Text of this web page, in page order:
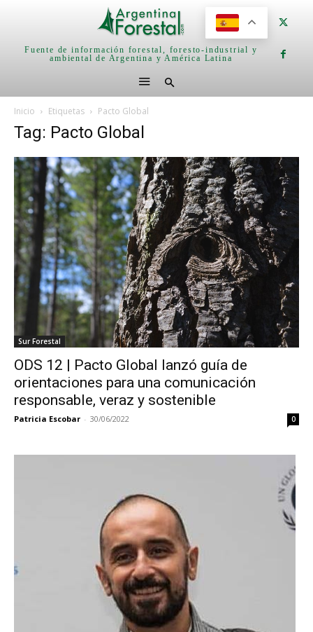
Fuente de información forestal, foresto-industrial y
ambiental de Argentina y América Latina
Inicio Etiquetas Pacto Global
Tag: Pacto Global
Sur Forestal
ODS 12 | Pacto Global lanzó guía de
orientaciones para una comunicación
responsable, veraz y sostenible
Patricia Escobar - 30/06/2022 0